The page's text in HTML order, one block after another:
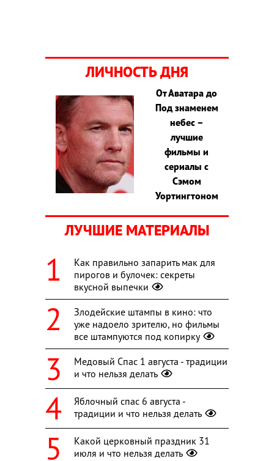
ЛИЧНОСТЬ ДНЯ
От Аватара до
Под знаменем
небес –
лучшие
фильмы и
сериалы с
Сэмом
Уортингтоном
ЛУЧШИЕ МАТЕРИАЛЫ
Как правильно запарить мак для
пирогов и булочек: секреты
вкусной выпечки
Злодейские штампы в кино: что
уже надоело зрителю, но фильмы
все штампуются под копирку
Медовый Спас 1 августа - традиции
и что нельзя делать
Яблочный спас 6 августа -
традиции и что нельзя делать
Какой церковный праздник 31
июля и что нельзя делать